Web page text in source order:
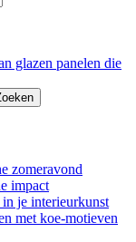
glazen panelen die
zomeravond
impact
in je interieurkunst
met koe-motieven